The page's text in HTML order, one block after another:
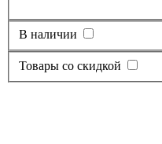
В наличии
Товары со скидкой